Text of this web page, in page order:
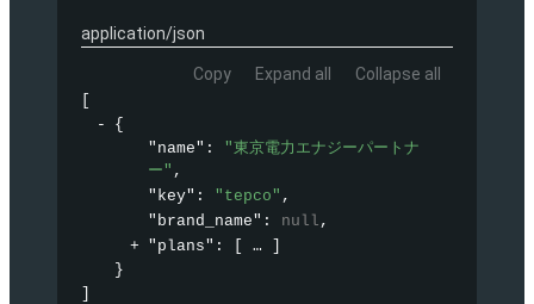
application/json
Copy Expand all Collapse all
{
"name" :
"東京電力エナジーパートナ
ー" ,
"key" : "tepco" ,
"brand_name" : null ,
"plans" :
}